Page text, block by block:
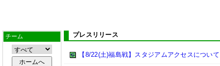
チーム プレスリリース
【8/22(土)福島戦】スタジアムアクセスについて